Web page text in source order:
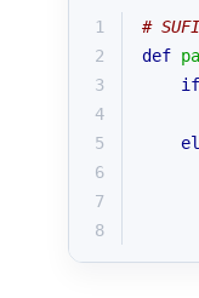
1
#
2
def
3
if
4
5
6
7
8